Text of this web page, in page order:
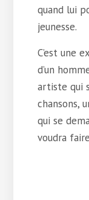
quand lui
jeunesse.
C’est une
d’un
artiste qui
chansons,
qui se
voudra